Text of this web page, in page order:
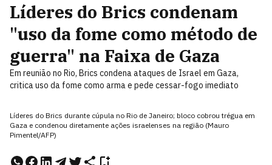
Líderes do Brics condenam
"uso da fome como método de
guerra" na Faixa de Gaza
Em reunião no Rio, Brics condena ataques de Israel em Gaza,
critica uso da fome como arma e pede cessar-fogo imediato
Líderes do Brics durante cúpula no Rio de Janeiro; bloco cobrou trégua em
Gaza e condenou diretamente ações israelenses na região (Mauro
Pimentel/AFP)